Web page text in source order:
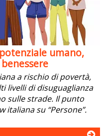
umano,
a rischio di povertà,
livelli di disuguaglianza
sulle strade. Il punto
italiana su “Persone”.